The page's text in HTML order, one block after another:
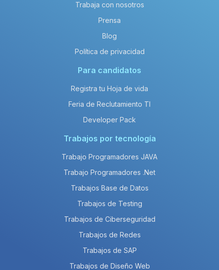
Trabaja con nosotros
Prensa
Blog
Política de privacidad
Para candidatos
Registra tu Hoja de vida
Feria de Reclutamiento TI
Developer Pack
Trabajos por tecnología
Trabajo Programadores JAVA
Trabajo Programadores .Net
Trabajos Base de Datos
Trabajos de Testing
Trabajos de Ciberseguridad
Trabajos de Redes
Trabajos de SAP
Trabajos de Diseño Web